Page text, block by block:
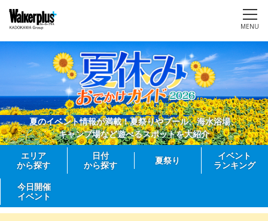
MENU
夏のイベント情報が満載！夏祭りやプール、海水浴場、
キャンプ場など遊べるスポットを大紹介
エリア
から探す
日付
から探す
夏祭り
イベント
ランキング
今日開催
イベント